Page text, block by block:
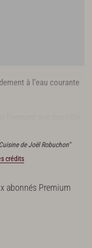
à l'eau courante
de Joël Robuchon"
crédits
abonnés Premium